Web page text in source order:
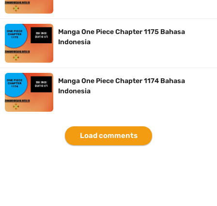
Arti Bendera Seychelles, Negara Kepulauan Yang Terletak Di
Samudra Hindia
Cara Bayar Akulaku Lewat Gopay, Sangat Mudah Dan Tidak Ribet
Sama Sekali
7 Fakta Queen One Piece, All Star Yang Jadi Penanggung Jawab
Penjara Udon
Manga One Piece Chapter 1175 Bahasa
Indonesia
Manga One Piece Chapter 1174 Bahasa
Indonesia
Load comments